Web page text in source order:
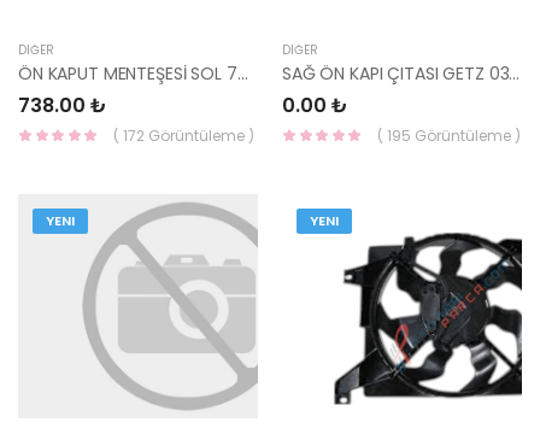
DIĞER
ÖN KAPUT MENTEŞESİ SOL 79110-07000-HMC
738.00 ₺
( 172 Görüntüleme )
DIĞER
SAĞ ÖN KAPI ÇITASI GETZ 03-06 87722-1C000-YS
0.00 ₺
( 195 Görüntüleme )
YENI YENI